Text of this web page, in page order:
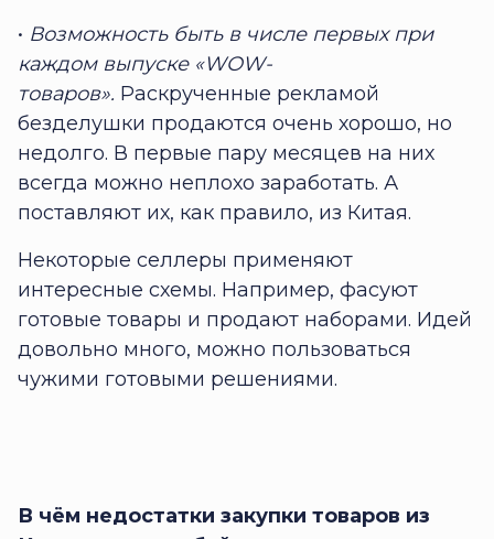
• Возможность быть в числе первых при
каждом выпуске «WOW-
товаров». Раскрученные рекламой
безделушки продаются очень хорошо, но
недолго. В первые пару месяцев на них
всегда можно неплохо заработать. А
поставляют их, как правило, из Китая.
Некоторые селлеры применяют
интересные схемы. Например, фасуют
готовые товары и продают наборами. Идей
довольно много, можно пользоваться
чужими готовыми решениями.
В чём недостатки закупки товаров из